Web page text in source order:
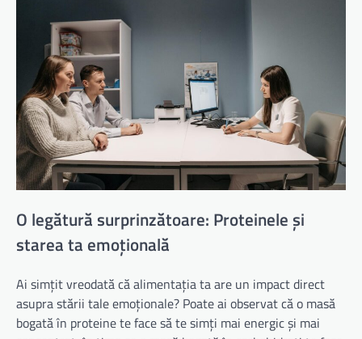
O legătură surprinzătoare: Proteinele și
starea ta emoțională
Ai simțit vreodată că alimentația ta are un impact direct
asupra stării tale emoționale? Poate ai observat că o masă
bogată în proteine te face să te simți mai energic și mai